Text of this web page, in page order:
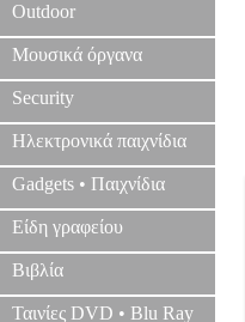
Outdoor
Μουσικά όργανα
Security
Ηλεκτρονικά παιχνίδια
Gadgets • Παιχνίδια
Είδη γραφείου
Βιβλία
Ταινίες DVD • Blu Ray